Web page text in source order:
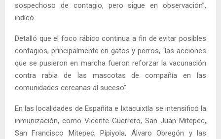
sospechoso de contagio, pero sigue en observación”,
indicó.
Detalló que el foco rábico continua a fin de evitar posibles
contagios, principalmente en gatos y perros, “las acciones
que se pusieron en marcha fueron reforzar la vacunación
contra rabia de las mascotas de compañía en las
comunidades cercanas al suceso”.
En las localidades de Españita e Ixtacuixtla se intensificó la
inmunización, como Vicente Guerrero, San Juan Mitepec,
San Francisco Mitepec, Pipiyola, Álvaro Obregón y las